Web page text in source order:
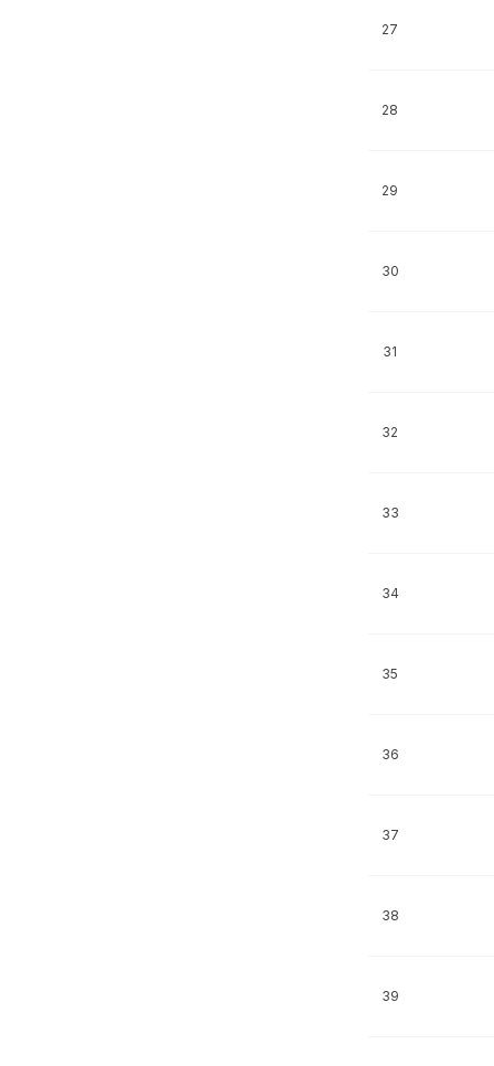
27
28
29
30
31
32
33
34
35
36
37
38
39